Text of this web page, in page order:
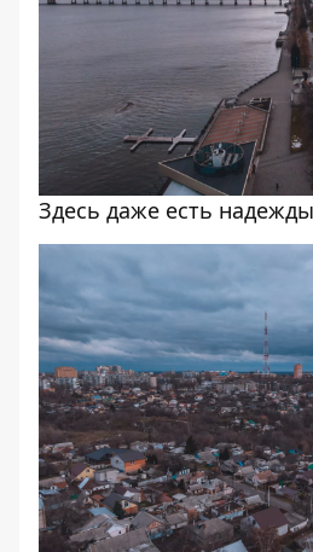
Здесь даже есть